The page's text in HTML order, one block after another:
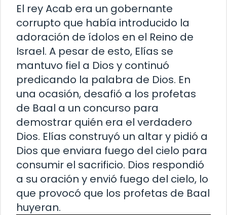
El rey Acab era un gobernante
corrupto que había introducido la
adoración de ídolos en el Reino de
Israel. A pesar de esto, Elías se
mantuvo fiel a Dios y continuó
predicando la palabra de Dios. En
una ocasión, desafió a los profetas
de Baal a un concurso para
demostrar quién era el verdadero
Dios. Elías construyó un altar y pidió a
Dios que enviara fuego del cielo para
consumir el sacrificio. Dios respondió
a su oración y envió fuego del cielo, lo
que provocó que los profetas de Baal
huyeran.